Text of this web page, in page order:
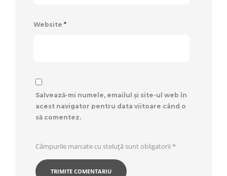
Website *
Salvează-mi numele, emailul și site-ul web în
acest navigator pentru data viitoare când o
să comentez.
Câmpurile marcate cu steluță sunt obligatorii *